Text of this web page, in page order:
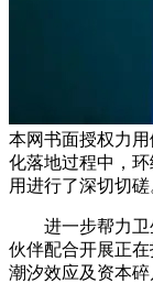
本网书面授权力
化落地过程中，
用进行了深切切磋
进一步帮力卫
伙伴配合开展正
潮汐效应及资本